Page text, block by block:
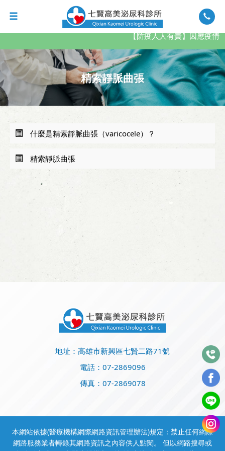
【防疫人人有責】因應疫情
精索靜脈曲張
什麼是精索靜脈曲張（varicocele）？
精索靜脈曲張
地址：高雄市新興區七賢二路71號
電話： 07-2869096
傳真：07-2869078
本網站依據(醫療機構網際網路資訊管理辦法)規定：禁止任何網際
網路服務業者轉錄其網路資訊之內容供人點閱。 但以網路搜尋或